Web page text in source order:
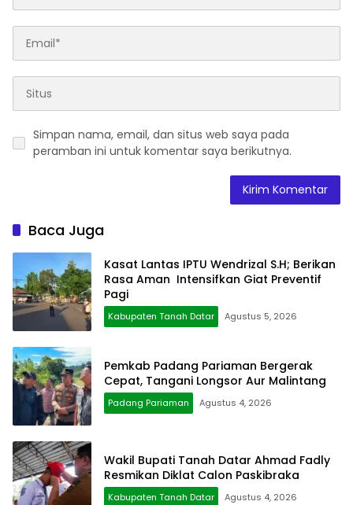
Simpan nama, email, dan situs web saya pada
peramban ini untuk komentar saya berikutnya.
Baca Juga
Kasat Lantas IPTU Wendrizal S.H; Berikan
Rasa Aman Intensifkan Giat Preventif
Pagi
Kabupaten Tanah Datar Agustus 5, 2026
Pemkab Padang Pariaman Bergerak
Cepat, Tangani Longsor Aur Malintang
Padang Pariaman Agustus 4, 2026
Wakil Bupati Tanah Datar Ahmad Fadly
Resmikan Diklat Calon Paskibraka
Kabupaten Tanah Datar Agustus 4, 2026